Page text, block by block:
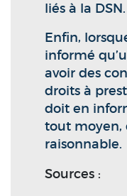
liés à la DSN.
Enfin,
informé
avoir des
droits à
doit en
tout moyen,
raisonnable.
Sources :